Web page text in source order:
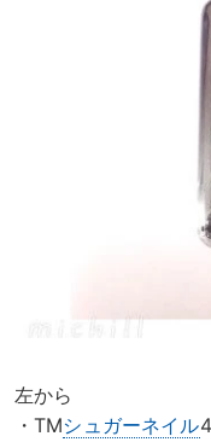
左から
・TMシュガーネイル